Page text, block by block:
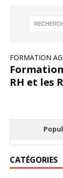
FORMATION
RH et les
CATÉGORIES